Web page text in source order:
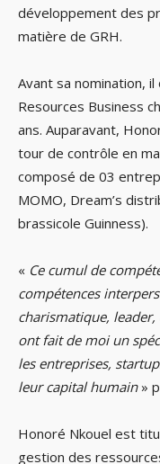
développement des
matière de GRH.
Avant sa nomination,
Resources Business
ans. Auparavant,
tour de contrôle en
composé de 03
MOMO, Dream’s
brassicole Guinness).
« Ce cumul de
compétences
charismatique,
ont fait de moi un
les entreprises,
leur capital humain»
Honoré Nkouel est
gestion des